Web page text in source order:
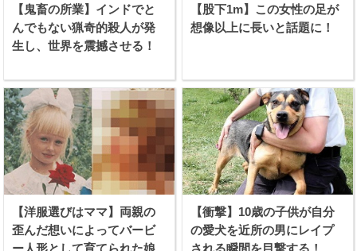
【鬼畜の所業】インドでと
んでもない猟奇的殺人が発
生し、世界を震撼させる！
【股下1m】この女性の足が
想像以上に長いと話題に！
【洋服選びはママ】両親の
歪んだ想いによってバービ
【衝撃】10歳の子供が自分
の愛犬を近所の男にレイプ